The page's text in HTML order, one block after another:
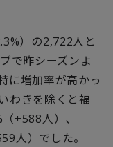
）の2,722人と
で昨シーズンよ
に増加率が高かっ
わきを除くと福
+588人）、
人）でした。